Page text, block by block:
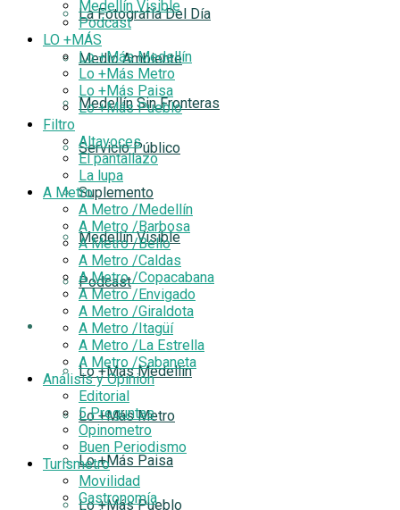
La Fotografía Del Día
Medio Ambiente
Medellín Sin Fronteras
Servicio Público
Suplemento
Medellín Visible
Podcast
LO +MÁS
Lo +Más Medellín
Lo +Más Metro
Lo +Más Paisa
Lo +Más Pueblo
Medellín Visible
Podcast
LO +MÁS
Lo +Más Medellín
Lo +Más Metro
Lo +Más Paisa
Lo +Más Pueblo
Filtro
Altavoces
El pantallazo
La lupa
A Metro
A Metro /Medellín
A Metro /Barbosa
A Metro /Bello
A Metro /Caldas
A Metro /Copacabana
A Metro /Envigado
A Metro /Giraldota
A Metro /Itagüí
A Metro /La Estrella
A Metro /Sabaneta
Análisis y Opinión
Editorial
5 Preguntas
Opinometro
Buen Periodismo
Turismetro
Movilidad
Gastronomía